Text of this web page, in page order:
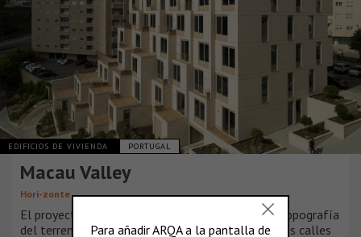
EDIFICIOS DE VIVIENDA PORTUGAL
Macau Valley
Hori-zonte
El proyecto surge de un análisis detallado de la topografía
del terreno y del tejido urbano circundante. Las dos calles